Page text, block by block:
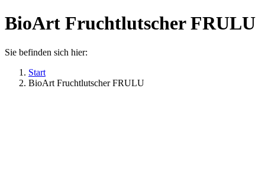
BioArt Fruchtlutscher FRULU
Sie befinden sich hier:
Start
BioArt Fruchtlutscher FRULU